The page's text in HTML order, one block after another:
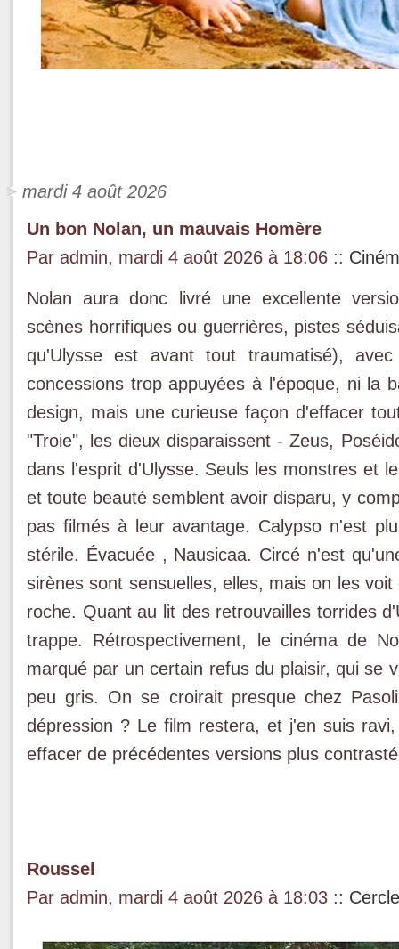
mardi 4 août 2026
Un bon Nolan, un mauvais Homère
Par admin, mardi 4 août 2026 à 18:06 ::
Nolan aura donc livré une excellente
scènes horrifiques ou guerrières, pistes
qu'Ulysse est avant tout traumatisé),
concessions trop appuyées à l'époque, ni la
design, mais une curieuse façon d'effacer
"Troie", les dieux disparaissent - Zeus,
dans l'esprit d'Ulysse. Seuls les monstres et
et toute beauté semblent avoir disparu, y
pas filmés à leur avantage. Calypso n'est
stérile. Évacuée , Nausicaa. Circé n'est
sirènes sont sensuelles, elles, mais on les
roche. Quant au lit des retrouvailles torrides
trappe. Rétrospectivement, le cinéma de
marqué par un certain refus du plaisir, qui se
peu gris. On se croirait presque chez
dépression ? Le film restera, et j'en suis
effacer de précédentes versions plus
Roussel
Par admin, mardi 4 août 2026 à 18:03 ::